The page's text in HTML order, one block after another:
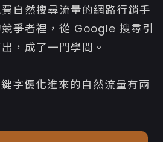
自然搜尋流量的網路行銷手
爭者裡，從 Google 搜尋引
，成了一門學問。
字優化進來的自然流量有兩